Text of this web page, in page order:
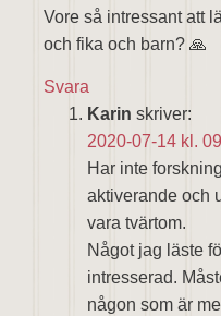
Vore så intressant att
och fika och barn? 🙏
Svara
Karin skriver:
2020-07-14 kl.
Har inte
aktiverande och
vara tvärtom.
Något jag läste
intresserad.
någon som är